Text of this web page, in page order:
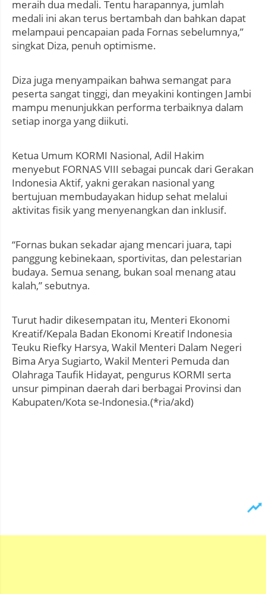
meraih dua medali. Tentu harapannya, jumlah
medali ini akan terus bertambah dan bahkan dapat
melampaui pencapaian pada Fornas sebelumnya,”
singkat Diza, penuh optimisme.
Diza juga menyampaikan bahwa semangat para
peserta sangat tinggi, dan meyakini kontingen Jambi
mampu menunjukkan performa terbaiknya dalam
setiap inorga yang diikuti.
Ketua Umum KORMI Nasional, Adil Hakim
menyebut FORNAS VIII sebagai puncak dari Gerakan
Indonesia Aktif, yakni gerakan nasional yang
bertujuan membudayakan hidup sehat melalui
aktivitas fisik yang menyenangkan dan inklusif.
“Fornas bukan sekadar ajang mencari juara, tapi
panggung kebinekaan, sportivitas, dan pelestarian
budaya. Semua senang, bukan soal menang atau
kalah,” sebutnya.
Turut hadir dikesempatan itu, Menteri Ekonomi
Kreatif/Kepala Badan Ekonomi Kreatif Indonesia
Teuku Riefky Harsya, Wakil Menteri Dalam Negeri
Bima Arya Sugiarto, Wakil Menteri Pemuda dan
Olahraga Taufik Hidayat, pengurus KORMI serta
unsur pimpinan daerah dari berbagai Provinsi dan
Kabupaten/Kota se-Indonesia.(*ria/akd)